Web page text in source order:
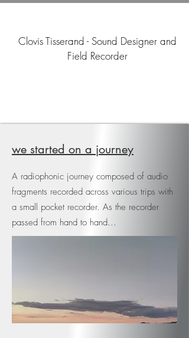
Clovis Tisserand - Sound Designer and
Field Recorder
we started on a journey
A radiophonic journey composed of audio
fragments recorded across various trips with
a small pocket recorder. As the recorder
passed from hand to hand...